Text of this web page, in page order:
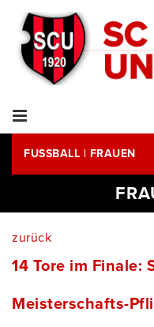
FUSSBALL | FRAUEN
zurück
14 Tore im Finale:
Meisterschafts-